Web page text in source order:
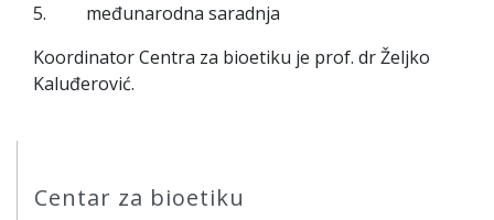
Centar za bioetiku
5. međunarodna saradnja
Koordinator Centra za bioetiku je prof. dr Željko
Kaluđerović.